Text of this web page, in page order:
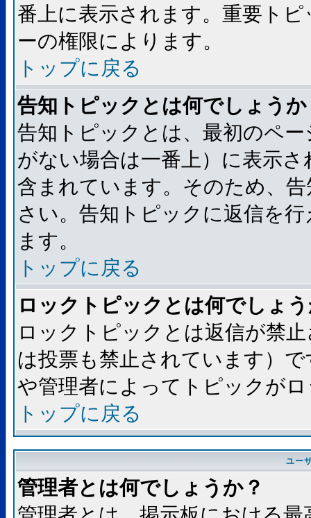
番上に表示されます。重要ト
ーの権限によります。
トップに戻る
告知トピックとは何でしょうか
告知トピックとは、最初のペ
がない場合は一番上）に表示
含まれています。そのため、
さい。告知トピックに返信を
ます。
トップに戻る
ロックトピックとは何でしょ
ロックトピックとは返信が禁
は投票も禁止されています）
や管理者によってトピックが
トップに戻る
ユー
管理者とは何でしょうか？